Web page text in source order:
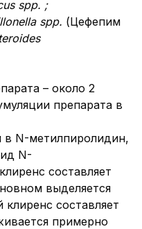
ѕрр. ;
ѕрр. (Цефепим
– около 2
препарата в
в N-метилпиролидин,
N-
составляет
выделяется
составляет
примерно